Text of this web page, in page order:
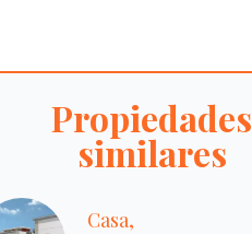
Propiedades
similares
Casa,